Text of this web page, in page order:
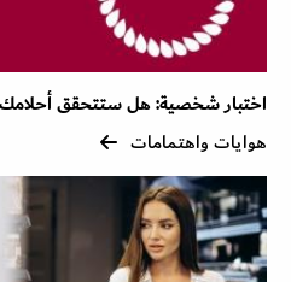
اختبار شخصية: هل ستتحقق أحلامك في
هوايات واهتمامات